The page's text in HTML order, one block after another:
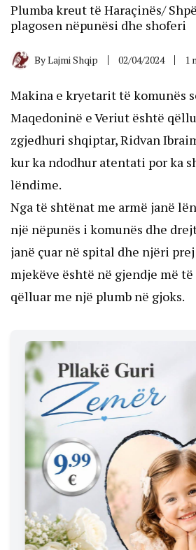
Plumba kreut të Haraçinës/
plagosen nëpunësi dhe shoferi
ByLajmi Shqip 02/04/2024 1
Makina e kryetarit të komunës
Maqedoninë e Veriut është
zgjedhuri shqiptar, Ridvan
kur ka ndodhur atentati por ka
lëndime.
Nga të shtënat me armë janë
një nëpunës i komunës dhe
janë çuar në spital dhe njëri
mjekëve është në gjendje më
qëlluar me një plumb në gjoks.